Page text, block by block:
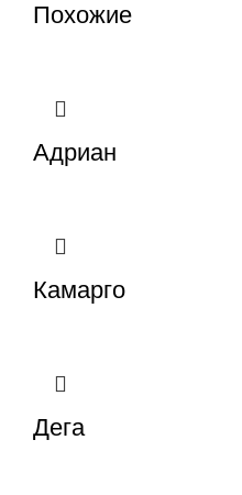
Похожие
Адриан
Камарго
Дега